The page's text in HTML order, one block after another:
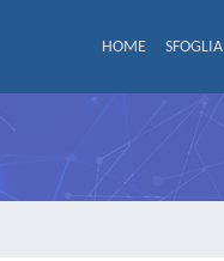
HOME SFOGLIA